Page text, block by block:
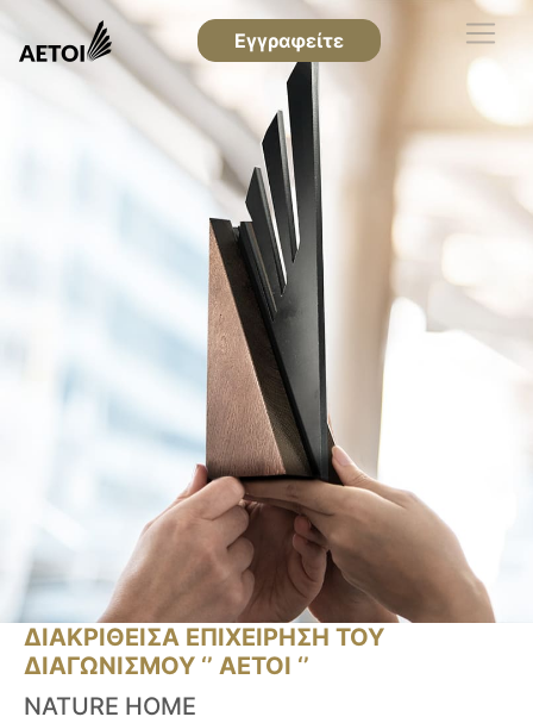
Εγγραφείτε
ΔΙΑΚΡΙΘΕΙΣΑ ΕΠΙΧΕΙΡΗΣΗ ΤΟΥ
ΔΙΑΓΩΝΙΣΜΟΥ ‘’ ΑΕΤΟΙ ‘’
NATURE HOME